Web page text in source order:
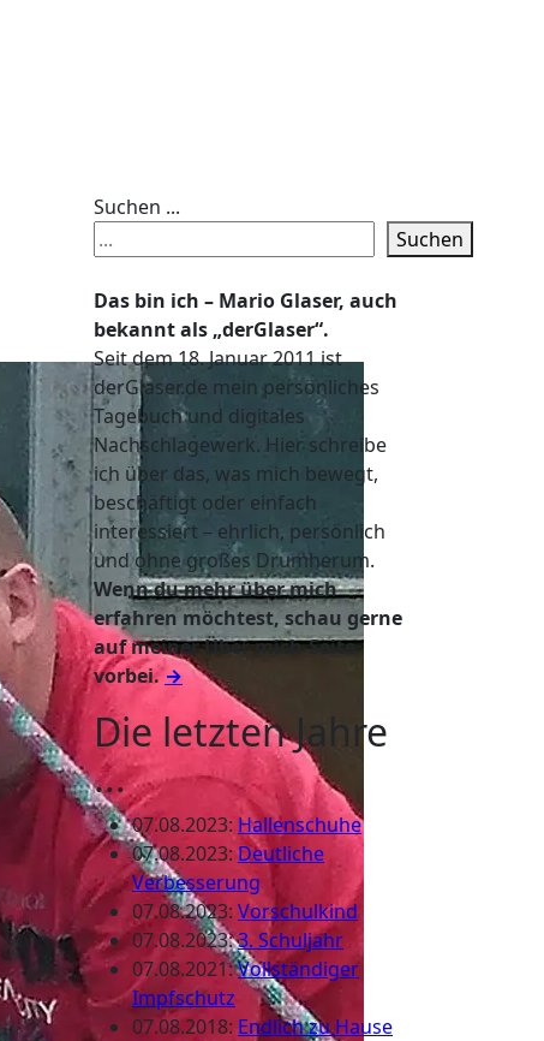
Suchen ...
Suchen
Das bin ich – Mario Glaser, auch
bekannt als „derGlaser“.
Seit dem 18. Januar 2011 ist
derGlaser.de mein persönliches
Tagebuch und digitales
Nachschlagewerk. Hier schreibe
ich über das, was mich bewegt,
beschäftigt oder einfach
interessiert – ehrlich, persönlich
und ohne großes Drumherum.
Wenn du mehr über mich
erfahren möchtest, schau gerne
auf meiner Über mich-Seite
vorbei.→
Die letzten Jahre
...
07.08.2023: Hallenschuhe
07.08.2023: Deutliche
Verbesserung
07.08.2023: Vorschulkind
07.08.2023:3. Schuljahr
07.08.2021:Vollständiger
Impfschutz
07.08.2018: Endlich zu Hause